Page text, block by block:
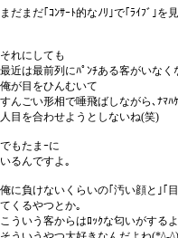
まだまだ｢ｺﾝｻｰﾄ的なﾉﾘ｣で｢ﾗｲﾌﾞ｣
それにしても
最近は最前列にﾊﾟﾝﾁある客がいなく
俺が目をひんむいて
すんごい形相で唾飛ばしながら､ﾅﾏ
人目を合わせようとしないね(笑)
でもたまｰに
いるんですよ｡
俺に負けないくらいの｢汚い顔と｣｢
てくるやつとか｡
こういう客からはﾛｯｸな匂いがする